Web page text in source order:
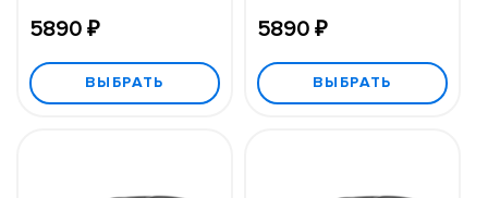
5890 ₽
ВЫБРАТЬ
5890 ₽
ВЫБРАТЬ